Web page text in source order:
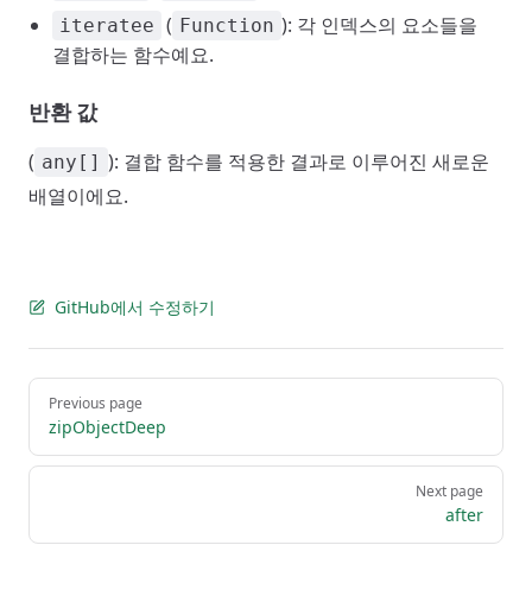
iteratee ( Function ): 각 인덱스의 요소들을
결합하는 함수예요.
반환 값
( any[] ): 결합 함수를 적용한 결과로 이루어진 새로운
배열이에요.
GitHub에서 수정하기
Pager
Previous page
zipObjectDeep
Next page
after